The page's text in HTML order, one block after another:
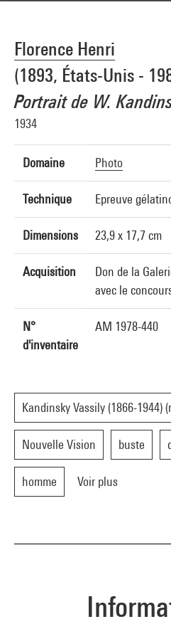
Florence Henri
(1893, États-Unis -
Portrait de W.
1934
Domaine Photo
Technique Epreuve
Dimensions 23,9 x 17,7 cm
Acquisition
Don de la
avec le
N°
d'inventaire
AM 1978-440
Kandinsky Vassily (1866-1944)
Nouvelle Vision buste
homme Voir plus